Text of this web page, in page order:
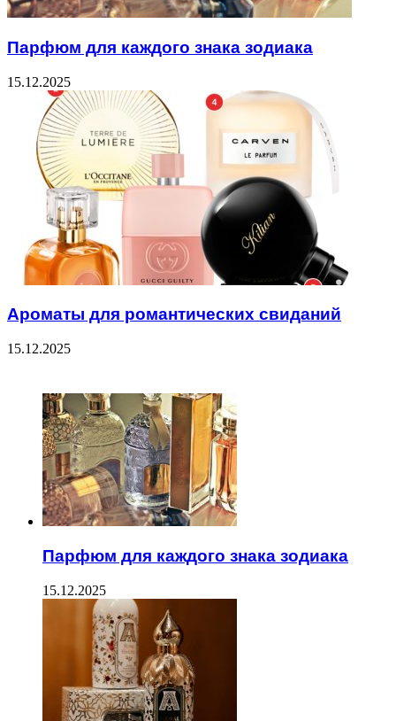
Парфюм для каждого знака зодиака
15.12.2025
Ароматы для романтических свиданий
15.12.2025
Парфюм для каждого знака зодиака
15.12.2025